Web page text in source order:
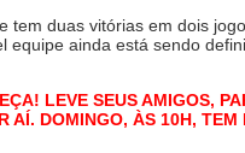
tem duas vitórias em dois
equipe ainda está sendo
LEVE SEUS AMIGOS,
AÍ. DOMINGO, ÀS 10H,